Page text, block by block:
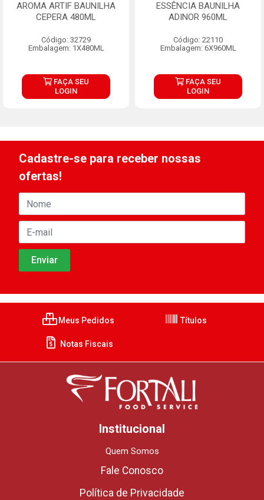
AROMA ARTIF BAUNILHA
CEPERA 480ML
Código: 32729
Embalagem: 1X480ML
FAÇA SEU
LOGIN
ESSÊNCIA BAUNILHA
ADINOR 960ML
Código: 22110
Embalagem: 6X960ML
FAÇA SEU
LOGIN
Cadastre-se para receber nossas
ofertas!
Meus Pedidos Títulos
Notas Fiscais
Institucional
Quem Somos
Fale Conosco
Política de Privacidade